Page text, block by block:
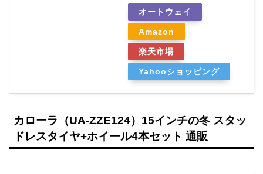
オートウェイ
Amazon
楽天市場
Yahooショッピング
カローラ（UA-ZZE124）15インチの冬 スタッ
ドレスタイヤ+ホイール4本セット 通販